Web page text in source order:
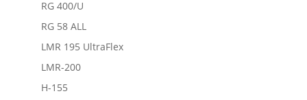
RG 400/U
RG 58 ALL
LMR 195 UltraFlex
LMR-200
H-155